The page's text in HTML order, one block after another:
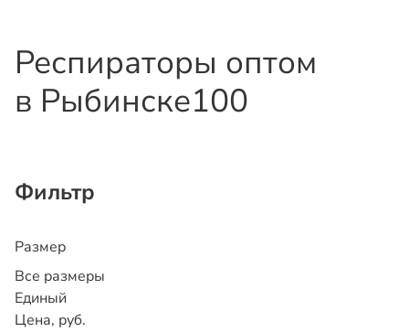
Респираторы оптом
в Рыбинске100
Фильтр
Размер
Все размеры
Единый
Цена, руб.